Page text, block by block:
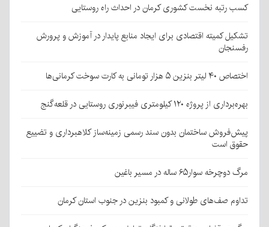
کسب رتبه نخست کشوری کرمان در احداث راه روستایی
تشکیل کمیته اقتصادی برای ایجاد منابع پایدار در آموزش و پرورش
رفسنجان
اختصاص ۴۰ لیتر بنزین ۵ هزار تومانی به کارت سوخت کرمانی‌ها
بهره‌برداری از پروژه ۱۲۰ کیلومتری فیبرنوری روستایی در قلعه‌گنج
پیش‌فروش ساختمان بدون سند رسمی زمینه‌ساز کلاهبرداری و تضییع
حقوق است
مرگ دوچرخه سوار۶۵ ساله در مسیر باغین
تداوم صف‌های طولانی و کمبود بنزین در جنوب استان کرمان